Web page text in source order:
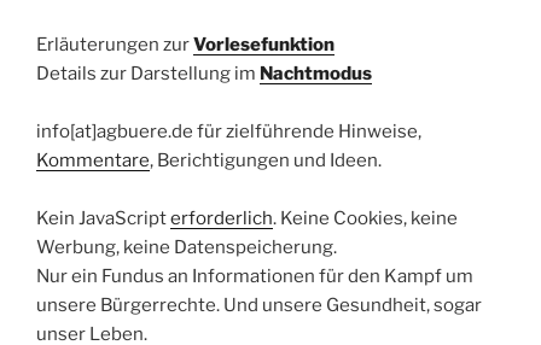
Erläuterungen zurVorlesefunktion
Details zur Darstellung im Nachtmodus
info[at]agbuere.de für zielführende Hinweise,
Kommentare, Berichtigungen und Ideen.
Kein JavaScripterforderlich. Keine Cookies, keine
Werbung, keine Datenspeicherung.
Nur ein Fundus an Informationen für den Kampf um
unsere Bürgerrechte. Und unsere Gesundheit, sogar
unser Leben.